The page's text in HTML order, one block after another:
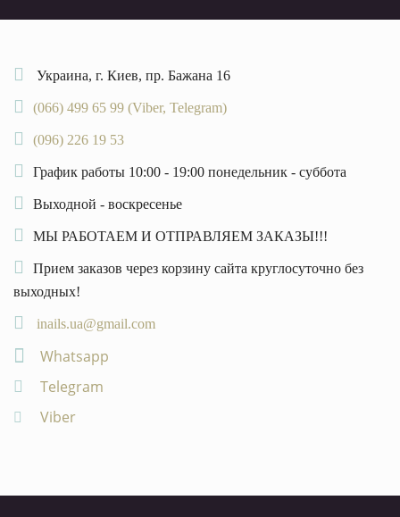
Украина, г. Киев, пр. Бажана 16
(066) 499 65 99 (Viber, Telegram)
(096) 226 19 53
График работы 10:00 - 19:00 понедельник - суббота
Выходной - воскресенье
МЫ РАБОТАЕМ И ОТПРАВЛЯЕМ ЗАКАЗЫ!!!
Прием заказов через корзину сайта круглосуточно без
выходных!
inails.ua@gmail.com
Whatsapp
Telegram
Viber